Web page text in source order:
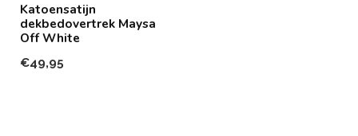
Katoensatijn
dekbedovertrek Maysa
Off White
€49,95